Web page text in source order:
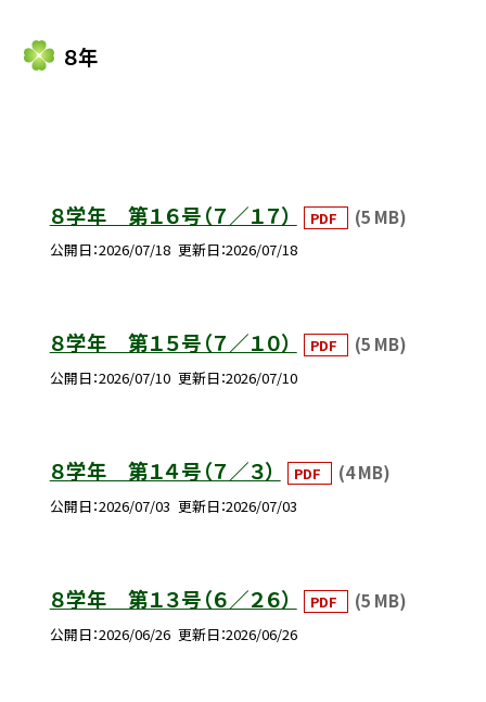
８年
８学年 第１６号（７／１７） PDF (5 MB)
公開日 2026/07/18 更新日 2026/07/18
８学年 第１５号（７／１０） PDF (5 MB)
公開日 2026/07/10 更新日 2026/07/10
８学年 第１４号（７／３） PDF (4 MB)
公開日 2026/07/03 更新日 2026/07/03
８学年 第１３号（６／２６） PDF (5 MB)
公開日 2026/06/26 更新日 2026/06/26